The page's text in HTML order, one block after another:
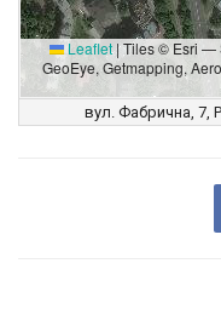
Leaflet |Tiles © Esri —
GeoEye, Getmapping,
вул. Фабрична, 7,